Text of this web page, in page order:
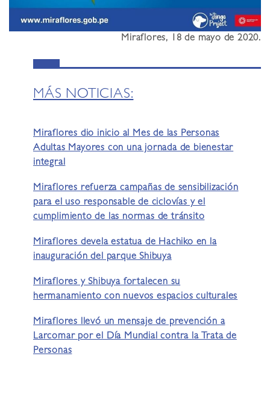
Miraflores, 18 de mayo de 2020.
MÁS NOTICIAS:
Miraflores dio inicio al Mes de las Personas
Adultas Mayores con una jornada de bienestar
integral
Miraflores refuerza campañas de sensibilización
para el uso responsable de ciclovías y el
cumplimiento de las normas de tránsito
Miraflores devela estatua de Hachiko en la
inauguración del parque Shibuya
Miraflores y Shibuya fortalecen su
hermanamiento con nuevos espacios culturales
Miraflores llevó un mensaje de prevención a
Larcomar por el Día Mundial contra la Trata de
Personas